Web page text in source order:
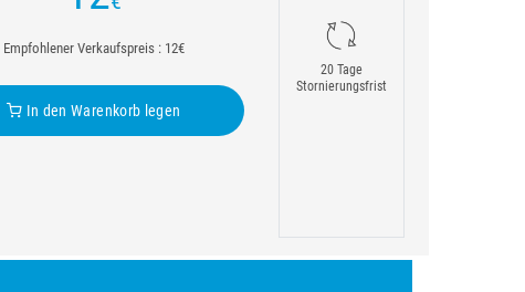
Empfohlener Verkaufspreis : 12€
In den Warenkorb legen
20 Tage
Stornierungsfrist